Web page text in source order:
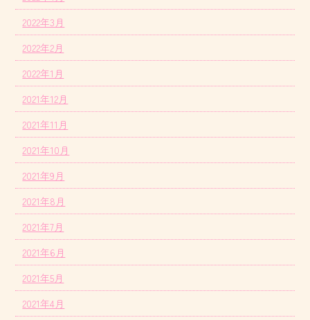
2022年3月
2022年2月
2022年1月
2021年12月
2021年11月
2021年10月
2021年9月
2021年8月
2021年7月
2021年6月
2021年5月
2021年4月